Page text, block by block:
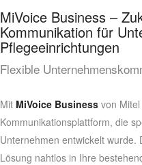
MiVoice Business –
Kommunikation für
Pflegeeinrichtungen
Flexible
Mit MiVoice Business von
Kommunikationsplattform, die
Unternehmen entwickelt wurde.
Lösung nahtlos in Ihre